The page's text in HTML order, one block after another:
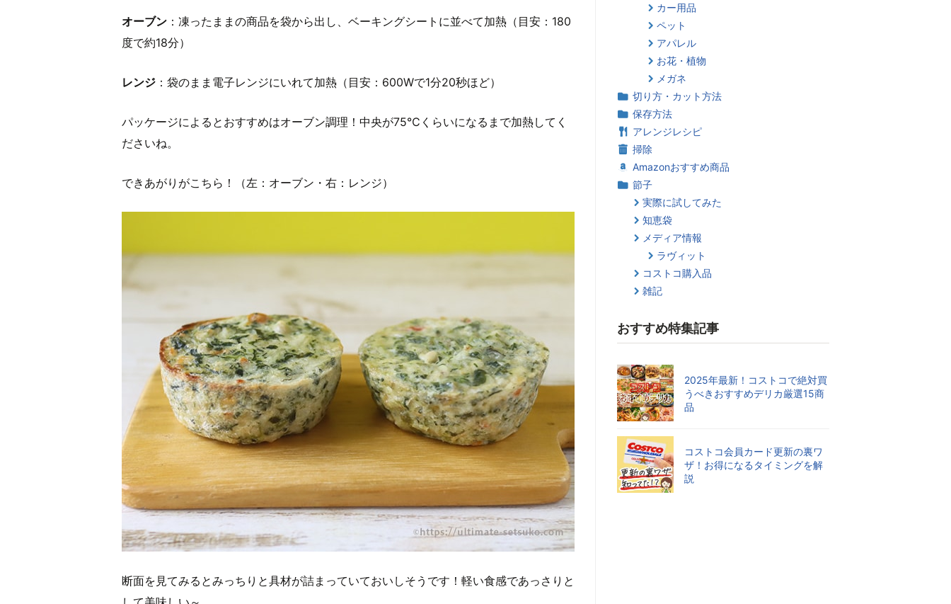
オーブン ：凍ったままの商品を袋から出し、ベーキングシートに並べて加熱（目安：180
度で約18分）
レンジ ：袋のまま電子レンジにいれて加熱（目安：600Wで1分20秒ほど）
パッケージによるとおすすめはオーブン調理！中央が75℃くらいになるまで加熱してく
ださいね。
できあがりがこちら！（左：オーブン・右：レンジ）
断面を見てみるとみっちりと具材が詰まっていておいしそうです！軽い食感であっさりと
カー用品
ペット
アパレル
お花・植物
メガネ
切り方・カット方法
保存方法
アレンジレシピ
掃除
Amazonおすすめ商品
節子
実際に試してみた
知恵袋
メディア情報
ラヴィット
コストコ購入品
雑記
おすすめ特集記事
2025年最新！コストコで絶対買
うべきおすすめデリカ厳選15商
品
コストコ会員カード更新の裏ワ
ザ！お得になるタイミングを解
説